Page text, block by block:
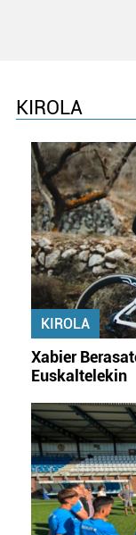
KIROLA
KIROLA
Xabier
Euskaltelekin